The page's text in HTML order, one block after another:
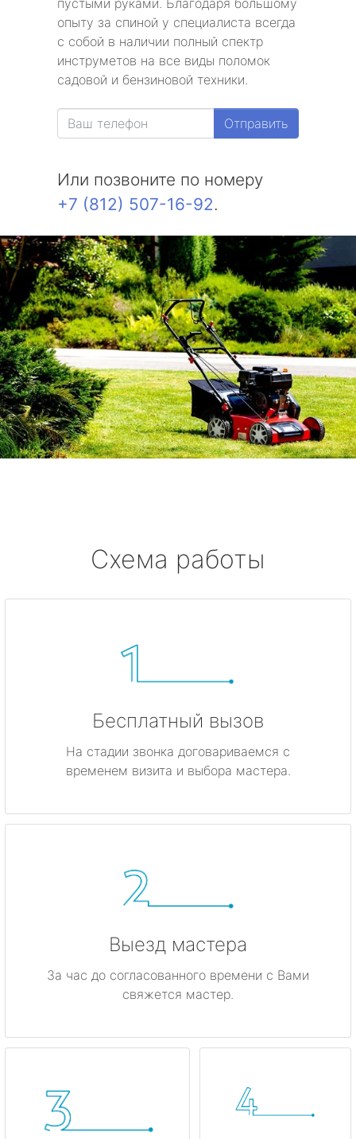
пустыми руками. Благодаря большому
опыту за спиной у специалиста всегда
с собой в наличии полный спектр
инструметов на все виды поломок
садовой и бензиновой техники.
Отправить
Или позвоните по номеру
+7 (812) 507-16-92.
Схема работы
Бесплатный вызов
На стадии звонка договариваемся с
временем визита и выбора мастера.
Выезд мастера
За час до согласованного времени с Вами
свяжется мастер.